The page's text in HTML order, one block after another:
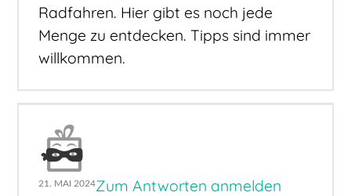
Radfahren. Hier gibt es noch jede
Menge zu entdecken. Tipps sind immer
willkommen.
21. MAI 2024Zum Antworten anmelden